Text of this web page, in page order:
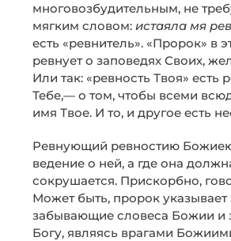
многовозбудительным, не
мягким словом: истаяла мя
есть «ревнитель». «Пророк» в
ревнует о заповедях Своих,
Или так: «ревность Твоя»
Тебе,— о том, чтобы всеми
имя Твое. И то, и другое есть
Ревнующий ревностию Божиею
ведение о ней, а где она
сокрушается. Прискорбно,
Может быть, пророк указывает
забывающие словеса Божии и
Богу, являясь врагами